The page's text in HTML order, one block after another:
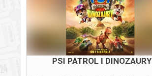
PSI PATROL I DINOZAURY